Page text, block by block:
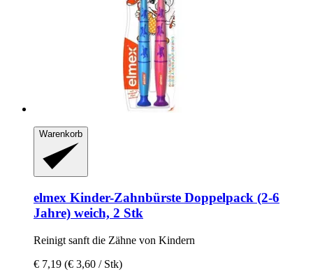
Warenkorb
elmex Kinder-​Zahnbürste Doppelpack (2-​6
Jahre) weich, 2 Stk
Reinigt sanft die Zähne von Kindern
€ 7,19 (€ 3,60 / Stk)